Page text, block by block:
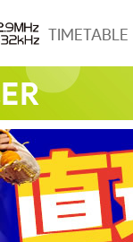
TIMETABLE